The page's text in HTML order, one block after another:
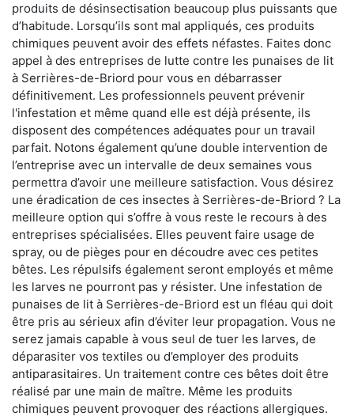
produits de désinsectisation beaucoup plus puissants que
d’habitude. Lorsqu’ils sont mal appliqués, ces produits
chimiques peuvent avoir des effets néfastes. Faites donc
appel à des entreprises de lutte contre les punaises de lit
à Serrières-de-Briord pour vous en débarrasser
définitivement. Les professionnels peuvent prévenir
l'infestation et même quand elle est déjà présente, ils
disposent des compétences adéquates pour un travail
parfait. Notons également qu’une double intervention de
l’entreprise avec un intervalle de deux semaines vous
permettra d’avoir une meilleure satisfaction. Vous désirez
une éradication de ces insectes à Serrières-de-Briord ? La
meilleure option qui s’offre à vous reste le recours à des
entreprises spécialisées. Elles peuvent faire usage de
spray, ou de pièges pour en découdre avec ces petites
bêtes. Les répulsifs également seront employés et même
les larves ne pourront pas y résister. Une infestation de
punaises de lit à Serrières-de-Briord est un fléau qui doit
être pris au sérieux afin d’éviter leur propagation. Vous ne
serez jamais capable à vous seul de tuer les larves, de
déparasiter vos textiles ou d’employer des produits
antiparasitaires. Un traitement contre ces bêtes doit être
réalisé par une main de maître. Même les produits
chimiques peuvent provoquer des réactions allergiques.